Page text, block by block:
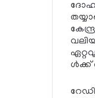
ള്‍ക്ക്